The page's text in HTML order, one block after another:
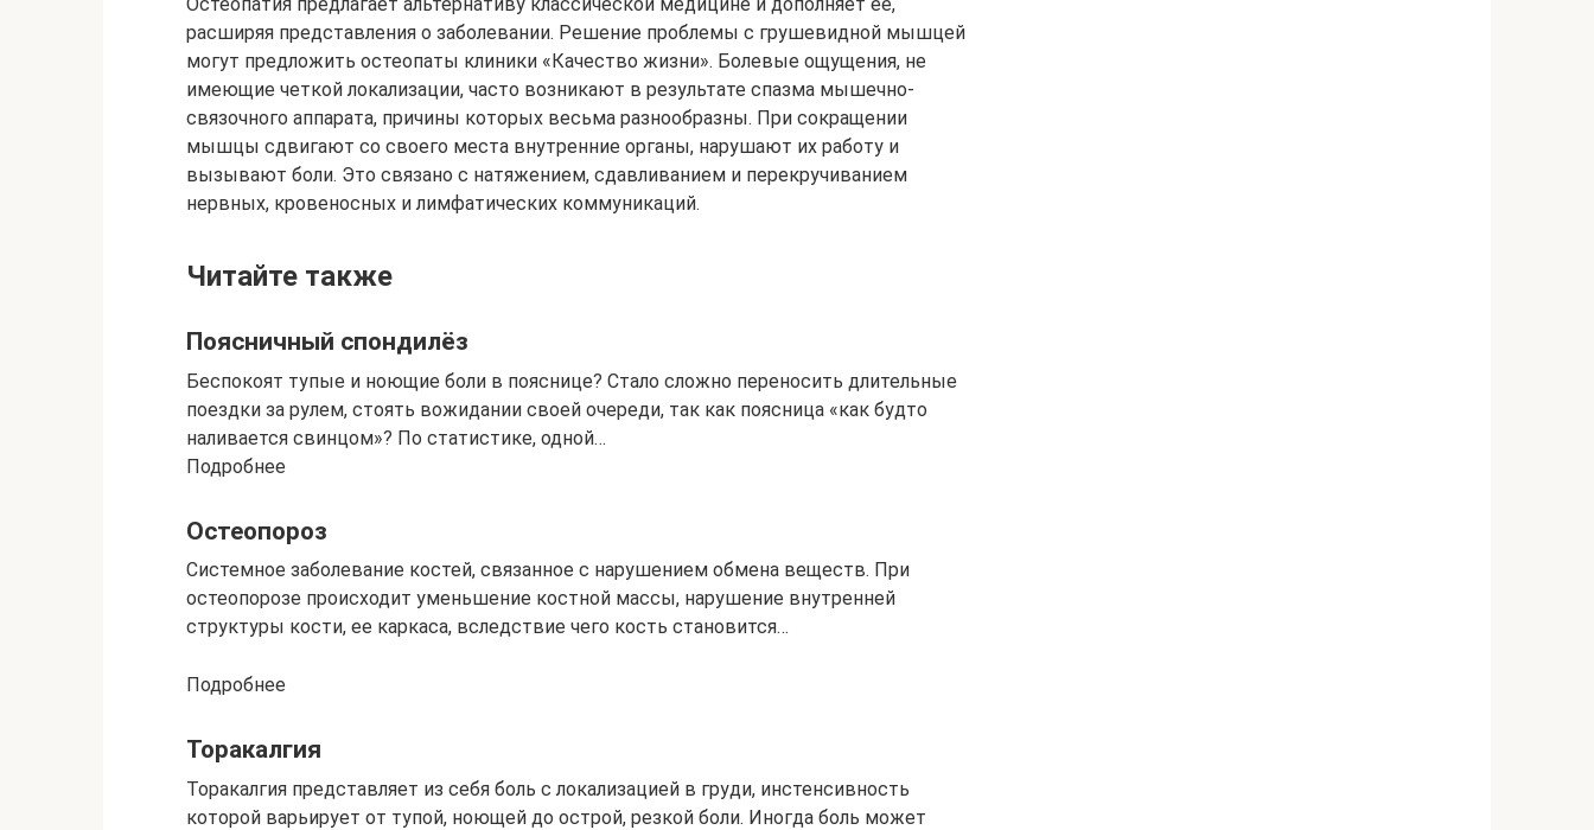
расширяя представления о заболевании. Решение проблемы с грушевидной мышцей
могут предложить остеопаты клиники «Качество жизни». Болевые ощущения, не
имеющие четкой локализации, часто возникают в результате спазма мышечно-
связочного аппарата, причины которых весьма разнообразны. При сокращении
мышцы сдвигают со своего места внутренние органы, нарушают их работу и
вызывают боли. Это связано с натяжением, сдавливанием и перекручиванием
нервных, кровеносных и лимфатических коммуникаций.
Читайте также
Поясничный спондилёз
Беспокоят тупые и ноющие боли в пояснице? Стало сложно переносить длительные
поездки за рулем, стоять вожидании своей очереди, так как поясница «как будто
наливается свинцом»? По статистике, одной…
Подробнее
Остеопороз
Системное заболевание костей, связанное с нарушением обмена веществ. При
остеопорозе происходит уменьшение костной массы, нарушение внутренней
структуры кости, ее каркаса, вследствие чего кость становится…
Подробнее
Торакалгия
Торакалгия представляет из себя боль с локализацией в груди, инстенсивность
которой варьирует от тупой, ноющей до острой, резкой боли. Иногда боль может